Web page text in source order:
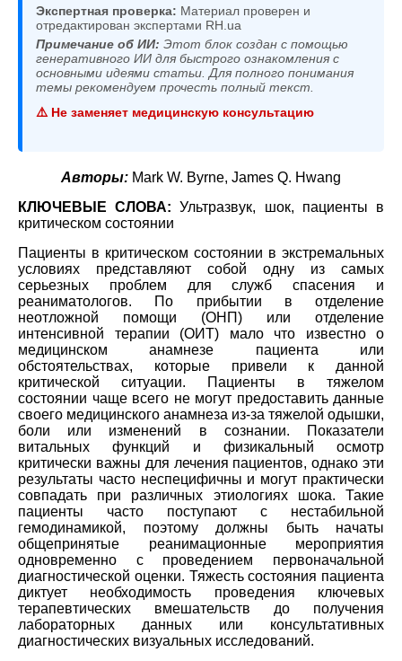
Экспертная проверка: Материал проверен и
отредактирован экспертами RH.ua
Примечание об ИИ: Этот блок создан с помощью
генеративного ИИ для быстрого ознакомления с
основными идеями статьи. Для полного понимания
темы рекомендуем прочесть полный текст.
⚠️ Не заменяет медицинскую консультацию
Авторы: Mark W. Byrne, James Q. Hwang
КЛЮЧЕВЫЕ СЛОВА:Ультразвук, шок, пациенты в
критическом состоянии
Пациенты в критическом состоянии в экстремальных
условиях представляют собой одну из самых
серьезных проблем для служб спасения и
реаниматологов. По прибытии в отделение
неотложной помощи (ОНП) или отделение
интенсивной терапии (ОИТ) мало что известно о
медицинском анамнезе пациента или
обстоятельствах, которые привели к данной
критической ситуации. Пациенты в тяжелом
состоянии чаще всего не могут предоставить данные
своего медицинского анамнеза из-за тяжелой одышки,
боли или изменений в сознании. Показатели
витальных функций и физикальный осмотр
критически важны для лечения пациентов, однако эти
результаты часто неспецифичны и могут практически
совпадать при различных этиологиях шока. Такие
пациенты часто поступают с нестабильной
гемодинамикой, поэтому должны быть начаты
общепринятые реанимационные мероприятия
одновременно с проведением первоначальной
диагностической оценки. Тяжесть состояния пациента
диктует необходимость проведения ключевых
терапевтических вмешательств до получения
лабораторных данных или консультативных
диагностических визуальных исследований.